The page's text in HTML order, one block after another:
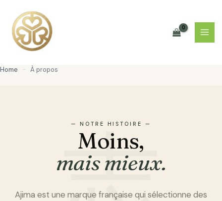
contenu
Home - À propos
— NOTRE HISTOIRE —
Moins,
mais mieux.
Ajima est une marque française qui sélectionne des